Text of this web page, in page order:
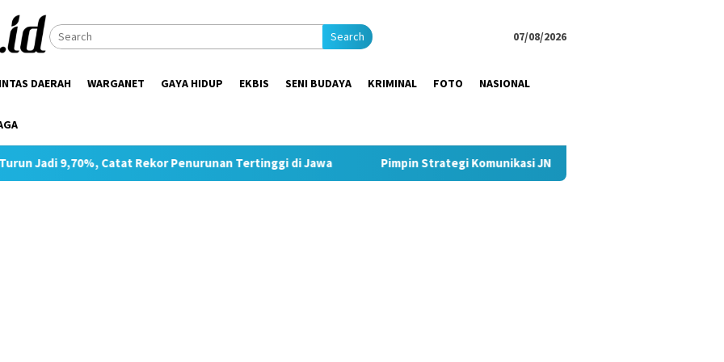
Search 07/08/2026
DAERAH WARGANET GAYA HIDUP EKBIS SENI BUDAYA KRIMINAL FOTO NASIONAL
Rekor Penurunan Tertinggi di Jawa Pimpin Strategi Komunikasi JNE, Kurnia Nugraha Sabet Indonesia Public